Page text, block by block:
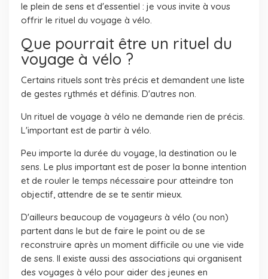
le plein de sens et d'essentiel : je vous invite à vous
offrir le rituel du voyage à vélo.
Que pourrait être un rituel du
voyage à vélo ?
Certains rituels sont très précis et demandent une liste
de gestes rythmés et définis. D'autres non.
Un rituel de voyage à vélo ne demande rien de précis.
L'important est de partir à vélo.
Peu importe la durée du voyage, la destination ou le
sens. Le plus important est de poser la bonne intention
et de rouler le temps nécessaire pour atteindre ton
objectif, attendre de se te sentir mieux.
D'ailleurs beaucoup de voyageurs à vélo (ou non)
partent dans le but de faire le point ou de se
reconstruire après un moment difficile ou une vie vide
de sens. Il existe aussi des associations qui organisent
des voyages à vélo pour aider des jeunes en